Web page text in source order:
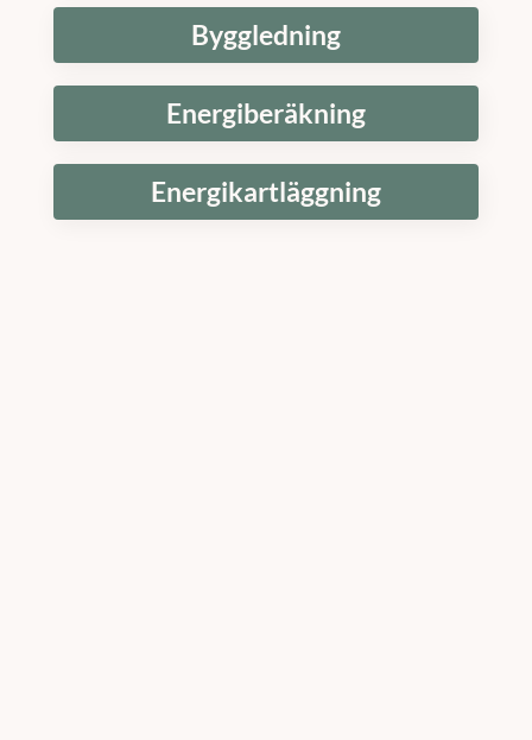
Byggledning
Energiberäkning
Energikartläggning